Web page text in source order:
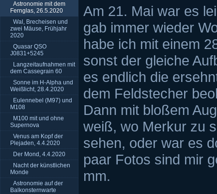
Astronomie mit dem
Fernglas, 26.5.2020
Wal, Brecheisen und
zwei Mäuse, Frühjahr
2020
Quasar QSO
J0831+5245
Langzeitaufnahmen mit
dem Cassegrain 60
Sonne im H-Alpha und
Weißlicht, 28.4.2020
Eulennebel (M97) und
M108
M100 mit und ohne
Supernova
Venus am Kopf der
Plejaden, 4.4.2020
Der Mond, 4.4.2020
Nacht der künstlichen
Monde
Astronomie auf der
Balkonsternwarte
Am 21. Mai war es
gab immer wieder
habe ich mit einem
sonst der gleiche
es endlich die
dem Feldstecher
Dann mit bloßem
weiß, wo Merkur zu
sehen, oder war es
paar Fotos sind mir
mm.